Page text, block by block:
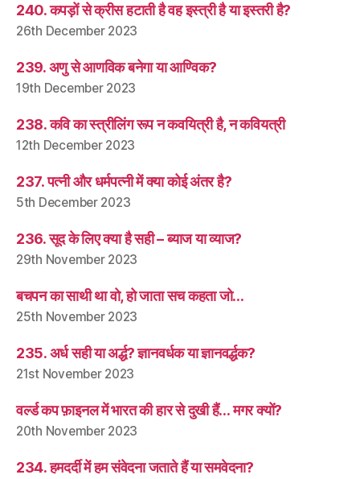
240. कपड़ों से क्रीस हटाती है वह इस्त्री है या इस्तरी है?
26th December 2023
239. अणु से आणविक बनेगा या आण्विक?
19th December 2023
238. कवि का स्त्रीलिंग रूप न कवयित्री है, न कवियत्री
12th December 2023
237. पत्नी और धर्मपत्नी में क्या कोई अंतर है?
5th December 2023
236. सूद के लिए क्या है सही – ब्याज या व्याज?
29th November 2023
बचपन का साथी था वो, हो जाता सच कहता जो…
25th November 2023
235. अर्ध सही या अर्द्ध? ज्ञानवर्धक या ज्ञानवर्द्धक?
21st November 2023
वर्ल्ड कप फ़ाइनल में भारत की हार से दुखी हैं… मगर क्यों?
20th November 2023
234. हमदर्दी में हम संवेदना जताते हैं या समवेदना?